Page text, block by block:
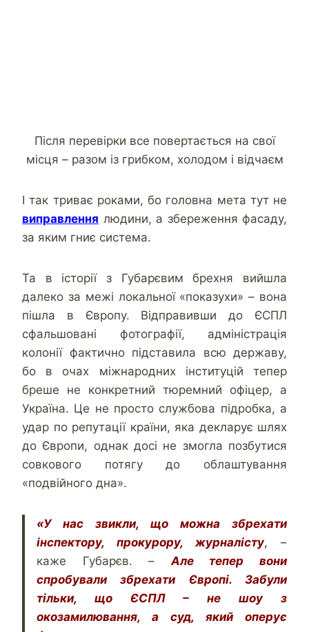
Після перевірки все повертається на свої
місця – разом із грибком, холодом і відчаєм
І так триває роками, бо головна мета тут не
виправлення людини, а збереження фасаду,
за яким гниє система.
Та в історії з Губарєвим брехня вийшла
далеко за межі локальної «показухи» – вона
пішла в Європу. Відправивши до ЄСПЛ
сфальшовані фотографії, адміністрація
колонії фактично підставила всю державу,
бо в очах міжнародних інституцій тепер
бреше не конкретний тюремний офіцер, а
Україна. Це не просто службова підробка, а
удар по репутації країни, яка декларує шлях
до Європи, однак досі не змогла позбутися
совкового потягу до облаштування
«подвійного дна».
«У нас звикли, що можна збрехати
інспектору, прокурору, журналісту, –
каже Губарєв. –
Але тепер вони
спробували збрехати Європі. Забули
тільки, що ЄСПЛ – не шоу з
окозамилювання, а суд, який оперує